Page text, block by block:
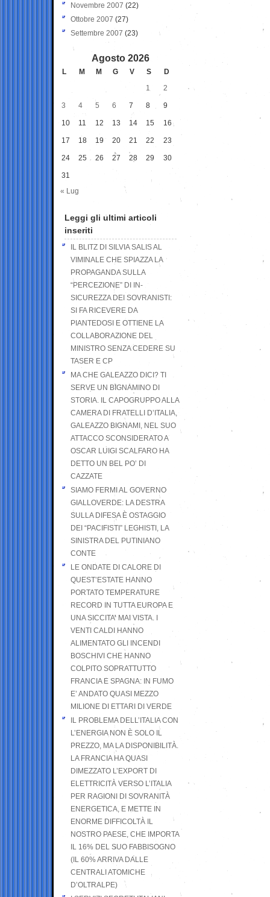
Novembre 2007 (22)
Ottobre 2007 (27)
Settembre 2007 (23)
Agosto 2026
L M M G V S
D
1
2
3 4 5 6 7 8 9
10 11 12 13 14 15 16
17 18 19 20 21 22 23
24 25 26 27 28 29 30
31
« Lug
Leggi gli ultimi articoli
inseriti
IL BLITZ DI SILVIA SALIS AL
VIMINALE CHE SPIAZZA LA
PROPAGANDA SULLA
“PERCEZIONE” DI IN-
SICUREZZA DEI SOVRANISTI:
SI FA RICEVERE DA
PIANTEDOSI E OTTIENE LA
COLLABORAZIONE DEL
MINISTRO SENZA CEDERE SU
TASER E CP
MA CHE GALEAZZO DICI? TI
SERVE UN BIGNAMINO DI
STORIA. IL CAPOGRUPPO ALLA
CAMERA DI FRATELLI D’ITALIA,
GALEAZZO BIGNAMI, NEL SUO
ATTACCO SCONSIDERATO A
OSCAR LUIGI SCALFARO HA
DETTO UN BEL PO’ DI
CAZZATE
SIAMO FERMI AL GOVERNO
GIALLOVERDE: LA DESTRA
SULLA DIFESA È OSTAGGIO
DEI “PACIFISTI” LEGHISTI, LA
SINISTRA DEL PUTINIANO
CONTE
LE ONDATE DI CALORE DI
QUEST’ESTATE HANNO
PORTATO TEMPERATURE
RECORD IN TUTTA EUROPA E
UNA SICCITA’ MAI VISTA. I
VENTI CALDI HANNO
ALIMENTATO GLI INCENDI
BOSCHIVI CHE HANNO
COLPITO SOPRATTUTTO
FRANCIA E SPAGNA: IN FUMO
E’ ANDATO QUASI MEZZO
MILIONE DI ETTARI DI VERDE
IL PROBLEMA DELL’ITALIA CON
L’ENERGIA NON È SOLO IL
PREZZO, MA LA DISPONIBILITÀ.
LA FRANCIA HA QUASI
DIMEZZATO L’EXPORT DI
ELETTRICITÀ VERSO L’ITALIA
PER RAGIONI DI SOVRANITÀ
ENERGETICA, E METTE IN
ENORME DIFFICOLTÀ IL
NOSTRO PAESE, CHE IMPORTA
IL 16% DEL SUO FABBISOGNO
(IL 60% ARRIVA DALLE
CENTRALI ATOMICHE
D’OLTRALPE)